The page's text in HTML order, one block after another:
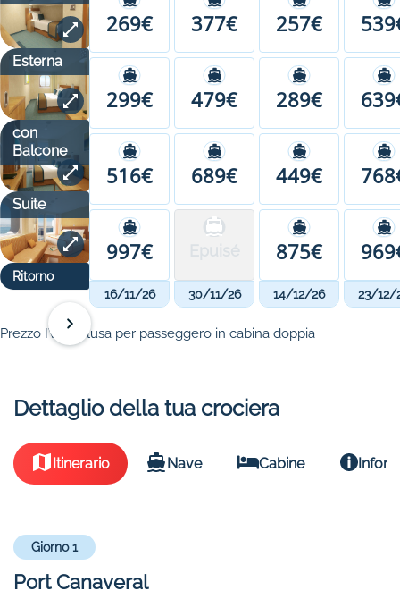
Esterna
con
Balcone
Suite
Ritorno
269€ 377€ 257€
299€ 479€ 289€
516€ 689€ 449€
997€ 875€
16/11/26 30/11/26 14/12/26 23/12/
Prezzo IVA inclusa per passeggero in cabina doppia
Dettaglio della tua crociera
Itinerario Nave Cabine
Giorno 1
Port Canaveral